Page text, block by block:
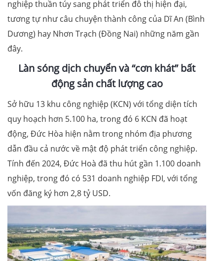
nghiệp thuần túy sang phát triển đô thị hiện đại,
tương tự như câu chuyện thành công của Dĩ An (Bình
Dương) hay Nhơn Trạch (Đồng Nai) những năm gần
đây.
Làn sóng dịch chuyển và“cơn khát” bất
động sản chất lượng cao
Sở hữu 13 khu công nghiệp (KCN) với tổng diện tích
quy hoạch hơn 5.100 ha, trong đó 6 KCN đã hoạt
động, Đức Hòa hiện nằm trong nhóm địa phương
dẫn đầu cả nước về mật độ phát triển công nghiệp.
Tính đến 2024, Đức Hoà đã thu hút gần 1.100 doanh
nghiệp, trong đó có 531 doanh nghiệp FDI, với tổng
vốn đăng ký hơn 2,8 tỷ USD.